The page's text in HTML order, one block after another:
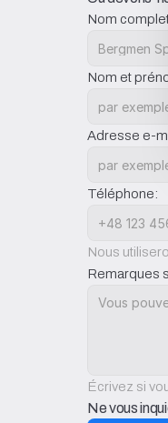
Nom
Nom et
Adresse e-
Téléphone:
Nous
Remarques
Écrivez si
Ne vous